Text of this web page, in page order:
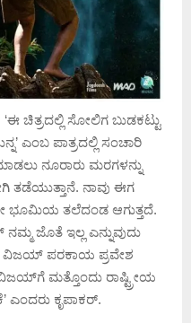
‘ಈ ಚಿತ್ರದಲ್ಲಿ ಸೋಲಿಗ ಬುಡಕಟ್ಟು
ಎಂಬ ಪಾತ್ರದಲ್ಲಿ ಸಂಚಾರಿ
ನೂರಾರು ಮರಗಳನ್ನು
ತಡೆಯುತ್ತಾನೆ. ನಾವು ಈಗ
ಭೂಮಿಯ ತಲೆದಂಡ ಆಗುತ್ತದೆ.
ಜೊತೆ ಇಲ್ಲ ಎನ್ನುವುದು
ವಿಜಯ್‌ ಪರಕಾಯ ಪ್ರವೇಶ
ವಿಜಯ್‌ಗೆ ಮತ್ತೊಂದು ರಾಷ್ಟ್ರೀಯ
ಎಂದರು ಕೃಪಾಕರ್‌.